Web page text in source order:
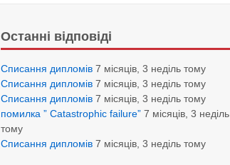
Останні відповіді
Списання дипломів 7 місяців, 3 неділь тому
Списання дипломів 7 місяців, 3 неділь тому
Списання дипломів 7 місяців, 3 неділь тому
помилка ” Catastrophic failure” 7 місяців, 3 неділь
тому
Списання дипломів 7 місяців, 3 неділь тому